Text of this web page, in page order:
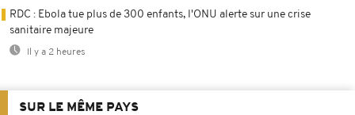
RDC : Ebola tue plus de 300 enfants, l'ONU alerte sur une crise
sanitaire majeure
Il y a 2 heures
SUR LE MÊME PAYS